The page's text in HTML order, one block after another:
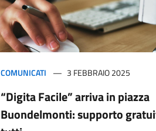
COMUNICATI 3 FEBBRAIO 2025
“Digita Facile” arriva in piazza
Buondelmonti: supporto